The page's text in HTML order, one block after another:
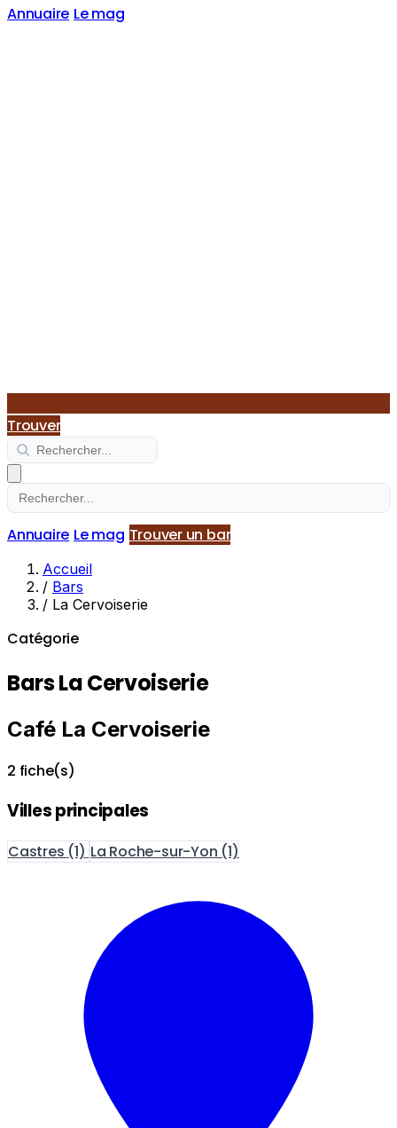
Annuaire Le mag
Trouver
Annuaire Le mag Trouver un bar
Accueil
/ Bars
/ La Cervoiserie
Catégorie
Bars La Cervoiserie
Café La Cervoiserie
2 fiche(s)
Villes principales
Castres (1) La Roche-sur-Yon (1)